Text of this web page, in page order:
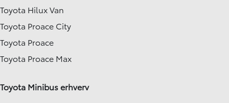
Toyota Hilux Van
Toyota Proace City
Toyota Proace
Toyota Proace Max
Toyota Minibus erhverv